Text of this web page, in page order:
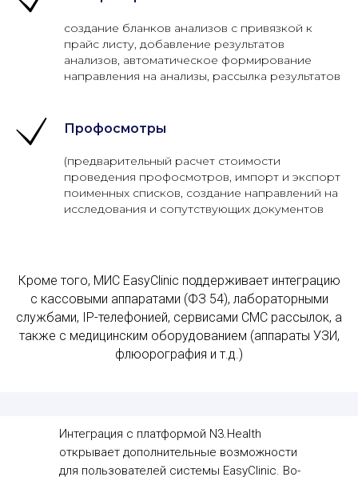
cоздание бланков анализов с привязкой к
прайс листу, добавление результатов
анализов, автоматическое формирование
направления на анализы, рассылка результатов
Профосмотры
(предварительный расчет стоимости
проведения профосмотров, импорт и экспорт
поименных списков, создание направлений на
исследования и сопутствующих документов
Кроме того, МИС EasyClinic поддерживает интеграцию
с кассовыми аппаратами (ФЗ 54), лабораторными
службами, IP-телефонией, сервисами СМС рассылок, а
также с медицинским оборудованием (аппараты УЗИ,
флюорография и т.д.)
Интеграция с платформой N3.Health
открывает дополнительные возможности
для пользователей системы EasyClinic. Во-